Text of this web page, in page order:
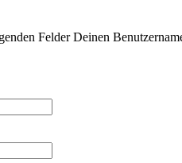
Felder Deinen